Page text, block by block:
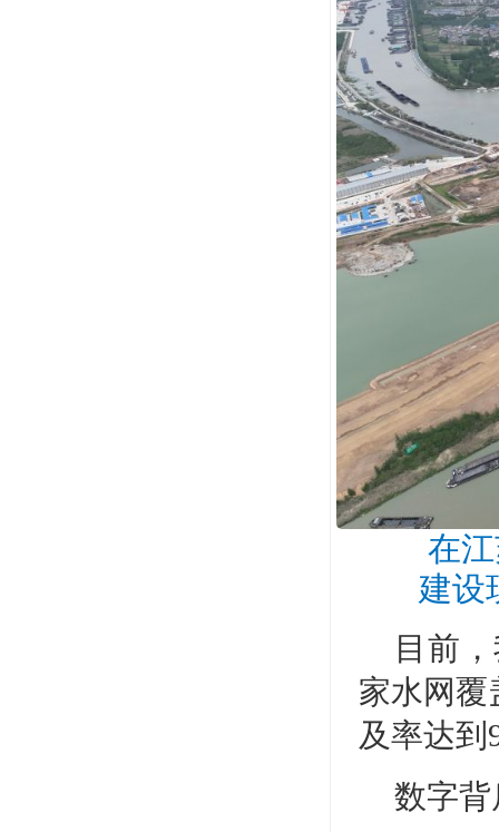
在
建设
目前
家水网覆
及率达到
数字背